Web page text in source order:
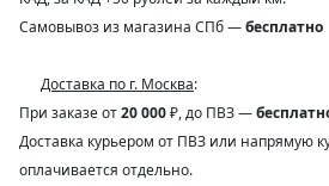
Самовывоз из магазина СПб —бесплатно
Доставка по г. Москва:
При заказе от20 000₽, до ПВЗ —
Доставка курьером от ПВЗ или напрямую
оплачивается отдельно.